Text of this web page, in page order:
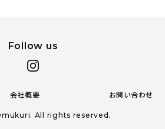
Follow us
会社概要 お問い合わせ
All rights reserved.